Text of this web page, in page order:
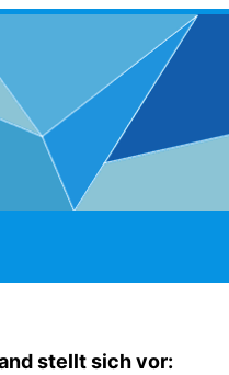
stellt sich vor: